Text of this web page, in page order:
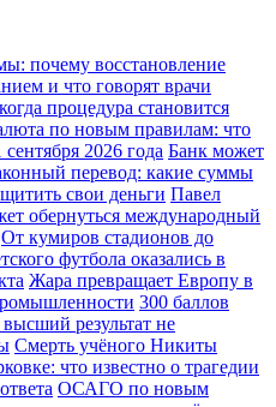
почему восстановление
и что говорят врачи
процедура становится
по новым правилам: что
2026 года Банк может
перевод: какие суммы
свои деньги Павел
обернуться международный
От кумиров стадионов до
футбола оказались в
Жара превращает Европу в
300 баллов
результат не
Смерть учёного Никиты
что известно о трагедии
ОСАГО по новым